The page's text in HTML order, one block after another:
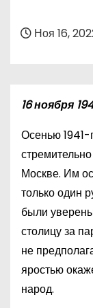
Ноя 16,
16 ноября
Осенью 1941-
Москве. Им
только один
были
столицу за
не
яростью
народ.